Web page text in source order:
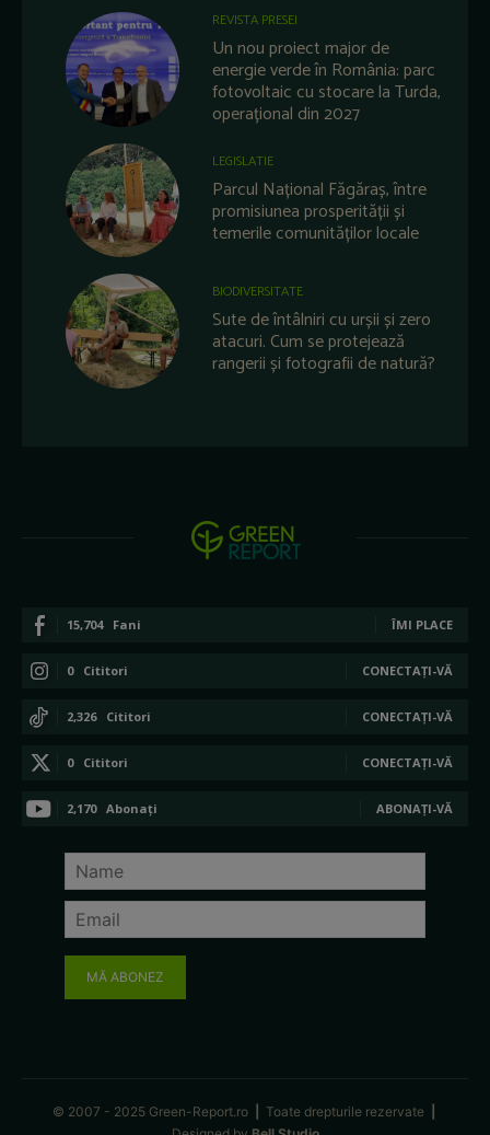
REVISTA PRESEI
Un nou proiect major de
energie verde în România: parc
fotovoltaic cu stocare la Turda,
operațional din 2027
LEGISLATIE
Parcul Național Făgăraș, între
promisiunea prosperității și
temerile comunităților locale
BIODIVERSITATE
Sute de întâlniri cu urșii și zero
atacuri. Cum se protejează
rangerii și fotografii de natură?
15,704 Fani ÎMI PLACE
0 Cititori CONECTAȚI-VĂ
2,326 Cititori CONECTAȚI-VĂ
0 Cititori CONECTAȚI-VĂ
2,170 Abonați ABONAȚI-VĂ
MĂ ABONEZ
© 2007 - 2025 Green-Report.ro Toate drepturile rezervate